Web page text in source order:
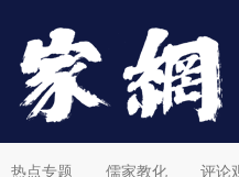
热点专题 儒家教化 评论